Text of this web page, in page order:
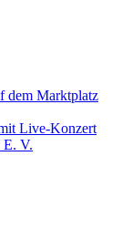
dem Marktplatz
Live-Konzert
V.